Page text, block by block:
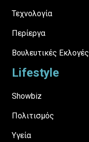
Τεχνολογία
Περίεργα
Βουλευτικές Εκλογές
Lifestyle
Showbiz
Πολιτισμός
Υγεία